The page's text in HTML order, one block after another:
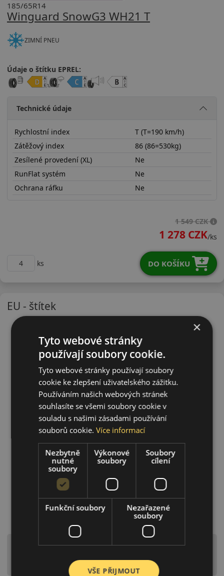
Winguard SnowG3 WH21 T
185/65R14
ZIMNÍ PNEU
Údaje o štítku EPREL:
Technické údaje
Rychlostní index
T (T=190 km/h)
Zátěžový index
86 (86=530kg)
Zesílené provedení (XL)
Ne
RunFlat systém
Ne
Ochrana ráfku
Ne
1 549 CZK
1 278 CZK/ks
ks DO KOŠÍKU
EU - štítek
Upozornění! Hodnoty na štítku jsou pouze
is EU štítky ve smyslu dosud platné (předchozí) legislativy.
×
Tyto webové stránky
používají soubory cookie.
Tyto webové stránky používají soubory
cookie ke zlepšení uživatelského zážitku.
Používáním našich webových stránek
souhlasíte se všemi soubory cookie v
souladu s našimi zásadami používání
souborů cookie.Více informací
Nezbytně
nutné
soubory
Výkonové
soubory
Soubory
cílení
Funkční soubory
Nezařazené
soubory
VŠE PŘIJMOUT